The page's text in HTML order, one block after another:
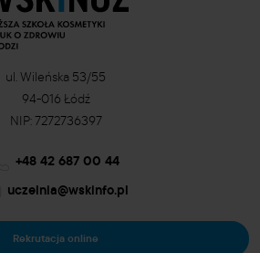
ul. Wileńska 53/55
94-016 Łódź
NIP: 7272736397
+48 42 687 00 44
uczelnia@wskinfo.pl
Rekrutacja online